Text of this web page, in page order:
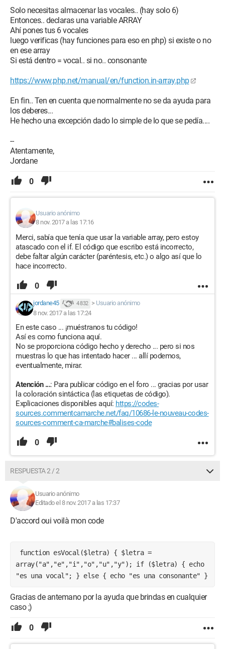
Solo necesitas almacenar las vocales.. (hay solo 6)
Entonces.. declaras una variable ARRAY
Ahí pones tus 6 vocales
luego verificas (hay funciones para eso en php) si existe o no
en ese array
Si está dentro = vocal.. si no.. consonante
https://www.php.net/manual/en/function.in-array.php
En fin.. Ten en cuenta que normalmente no se da ayuda para
los deberes...
He hecho una excepción dado lo simple de lo que se pedía....
--
Atentamente,
Jordane
0
Usuario anónimo
8 nov. 2017 a las 17:16
Merci, sabía que tenía que usar la variable array, pero estoy
atascado con el if. El código que escribo está incorrecto,
debe faltar algún carácter (paréntesis, etc.) o algo así que lo
hace incorrecto.
0
jordane45 4 832 > Usuario anónimo
8 nov. 2017 a las 17:24
En este caso ... ¡muéstranos tu código!
Así es como funciona aquí.
No se proporciona código hecho y derecho ... pero si nos
muestras lo que has intentado hacer ... allí podemos,
eventualmente, mirar.
Atención ...: Para publicar código en el foro ... gracias por usar
la coloración sintáctica (las etiquetas de código).
Explicaciones disponibles aquí: https://codes-
sources.commentcamarche.net/faq/10686-le-nouveau-codes-
sources-comment-ca-marche#balises-code
0
RESPUESTA 2 / 2
Usuario anónimo
Editado el 8 nov. 2017 a las 17:37
D'accord oui voilà mon code
array("a","e","i","o","u","y"); if ($letra) { echo
Gracias de antemano por la ayuda que brindas en cualquier
caso ;)
0